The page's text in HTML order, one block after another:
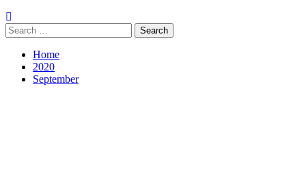
Search
for:
Home
2020
September